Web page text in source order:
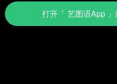
打开「 艺图语App 」